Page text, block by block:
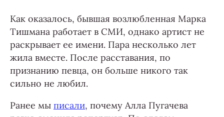
Как оказалось, бывшая возлюбленная Марка
Тишмана работает в СМИ, однако артист не
раскрывает ее имени. Пара несколько лет
жила вместе. После расставания, по
признанию певца, он больше никого так
сильно не любил.
Ранее мы писали, почему Алла Пугачева